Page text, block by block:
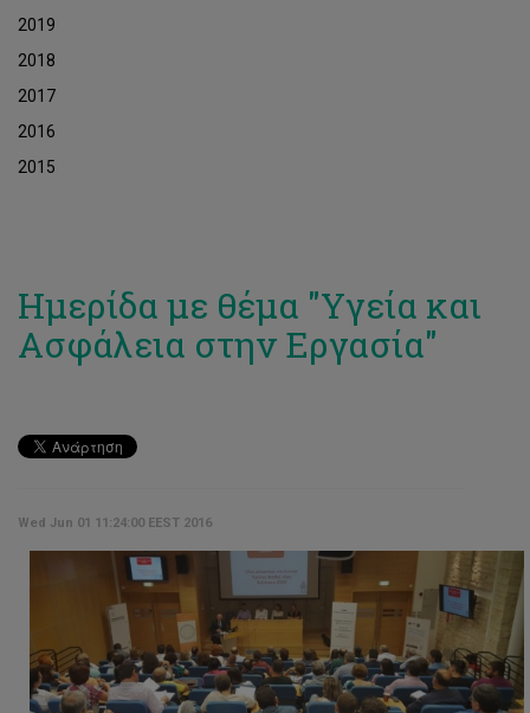
2019
2018
2017
2016
2015
Hμερίδα με θέμα "Υγεία και
Ασφάλεια στην Εργασία"
Wed Jun 01 11:24:00 EEST 2016